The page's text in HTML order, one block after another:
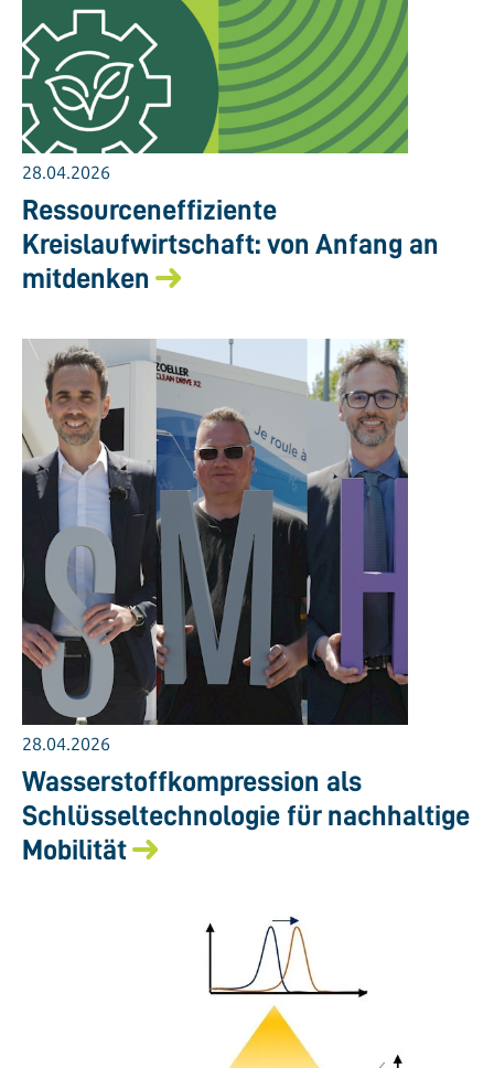
28.04.2026
Ressourceneffiziente
Kreislaufwirtschaft: von Anfang an
mitdenken
28.04.2026
Wasserstoffkompression als
Schlüsseltechnologie für nachhaltige
Mobilität